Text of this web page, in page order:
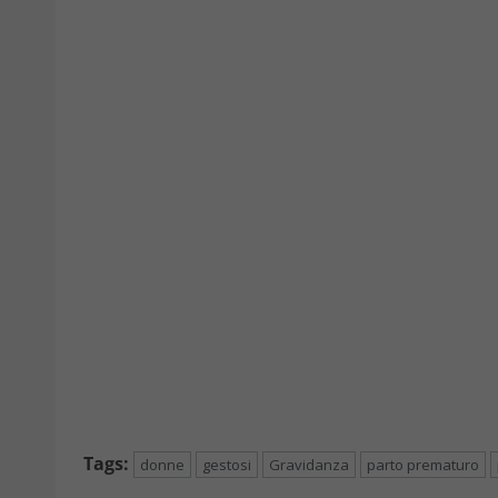
Tags: donne gestosi Gravidanza parto prematuro